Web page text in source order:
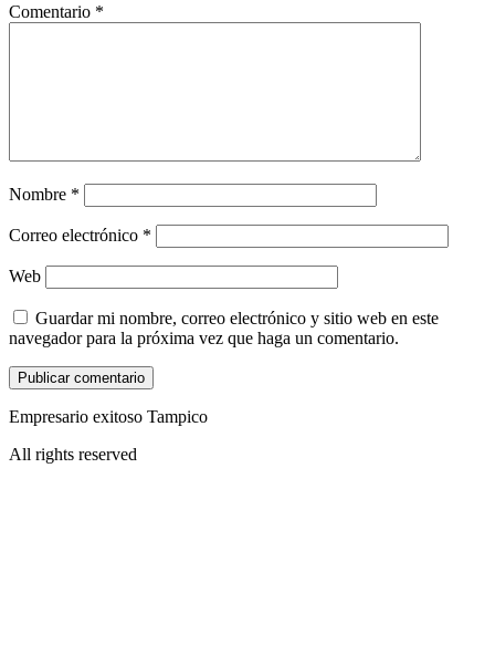
Comentario *
Nombre *
Correo electrónico *
Web
Guardar mi nombre, correo electrónico y sitio web en este
navegador para la próxima vez que haga un comentario.
Empresario exitoso Tampico
All rights reserved